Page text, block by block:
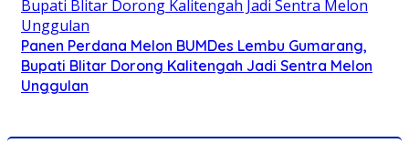
Panen Perdana Melon BUMDes Lembu Gumarang,
Bupati Blitar Dorong Kalitengah Jadi Sentra Melon
Unggulan